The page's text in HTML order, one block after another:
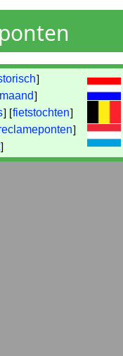
]
]
] [fietstochten]
]
]